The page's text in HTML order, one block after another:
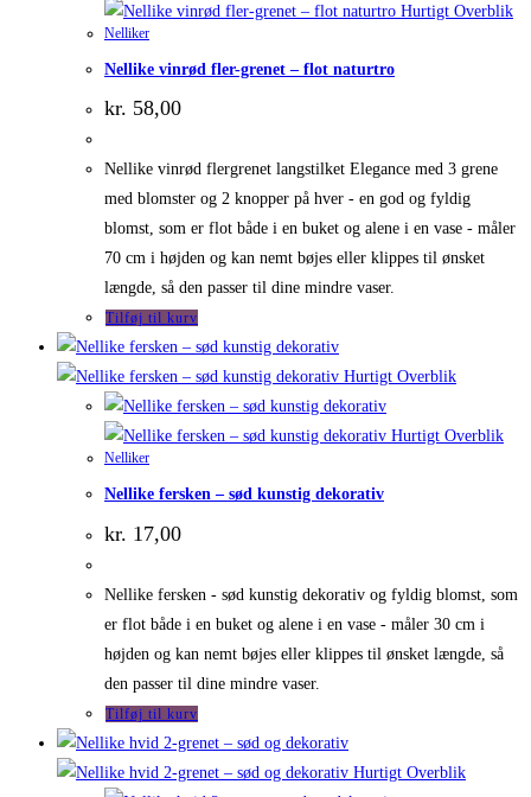
Hurtigt Overblik
Nelliker
Nellike vinrød fler-grenet – flot naturtro
kr. 58,00
Nellike vinrød flergrenet langstilket Elegance med 3 grene
med blomster og 2 knopper på hver - en god og fyldig
blomst, som er flot både i en buket og alene i en vase - måler
70 cm i højden og kan nemt bøjes eller klippes til ønsket
længde, så den passer til dine mindre vaser.
Tilføj til kurv
Hurtigt Overblik
Hurtigt Overblik
Nelliker
Nellike fersken – sød kunstig dekorativ
kr. 17,00
Nellike fersken - sød kunstig dekorativ og fyldig blomst, som
er flot både i en buket og alene i en vase - måler 30 cm i
højden og kan nemt bøjes eller klippes til ønsket længde, så
den passer til dine mindre vaser.
Tilføj til kurv
Hurtigt Overblik